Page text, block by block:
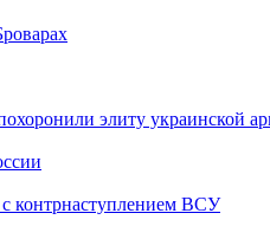
элиту украинской
с контрнаступлением ВСУ